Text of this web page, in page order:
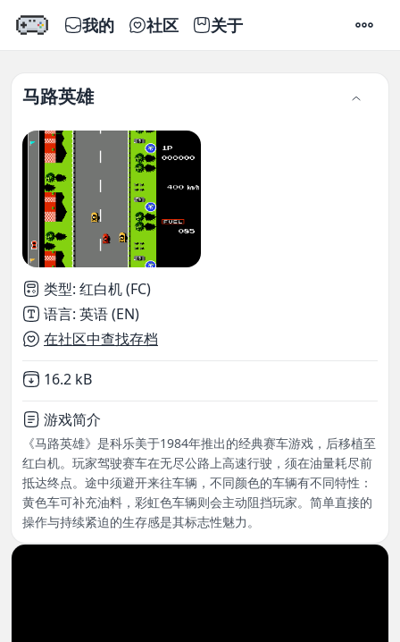
我的 社区 关于 设置
马路英雄
类型: 红白机 (FC)
语言: 英语 (EN)
在社区中查找存档
Not downloaded
16.2 kB
游戏简介
《马路英雄》是科乐美于1984年推出的经典赛车游戏，后移植至
红白机。玩家驾驶赛车在无尽公路上高速行驶，须在油量耗尽前
抵达终点。途中须避开来往车辆，不同颜色的车辆有不同特性：
黄色车可补充油料，彩虹色车辆则会主动阻挡玩家。简单直接的
操作与持续紧迫的生存感是其标志性魅力。